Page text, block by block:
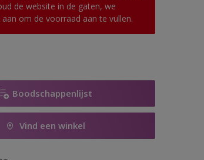
de website in de gaten, we
om de voorraad aan te vullen.
Boodschappenlijst
Vind een winkel